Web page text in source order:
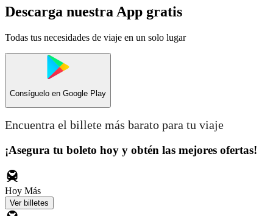
Descarga nuestra App gratis
Todas tus necesidades de viaje en un solo lugar
Consíguelo en Google Play
Encuentra el billete más barato para tu viaje
¡Asegura tu boleto hoy y obtén las mejores ofertas!
Hoy Más
Ver billetes